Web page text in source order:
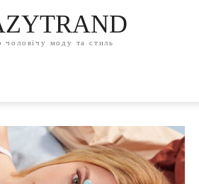
чоловічу моду та стиль